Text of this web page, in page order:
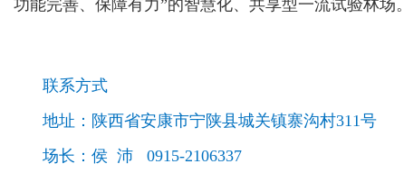
功能完善、保障有力”的智慧化、共享型一流试验林场。
联系方式
地址：陕西省安康市宁陕县城关镇寨沟村311号
场长：侯 沛 0915-2106337